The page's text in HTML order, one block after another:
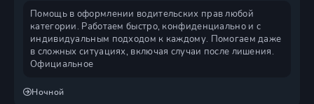
Помощь в оформлении водительских прав любой
категории. Работаем быстро, конфиденциально и с
индивидуальным подходом к каждому. Помогаем даже
в сложных ситуациях, включая случаи после лишения.
Официальное
Ночной